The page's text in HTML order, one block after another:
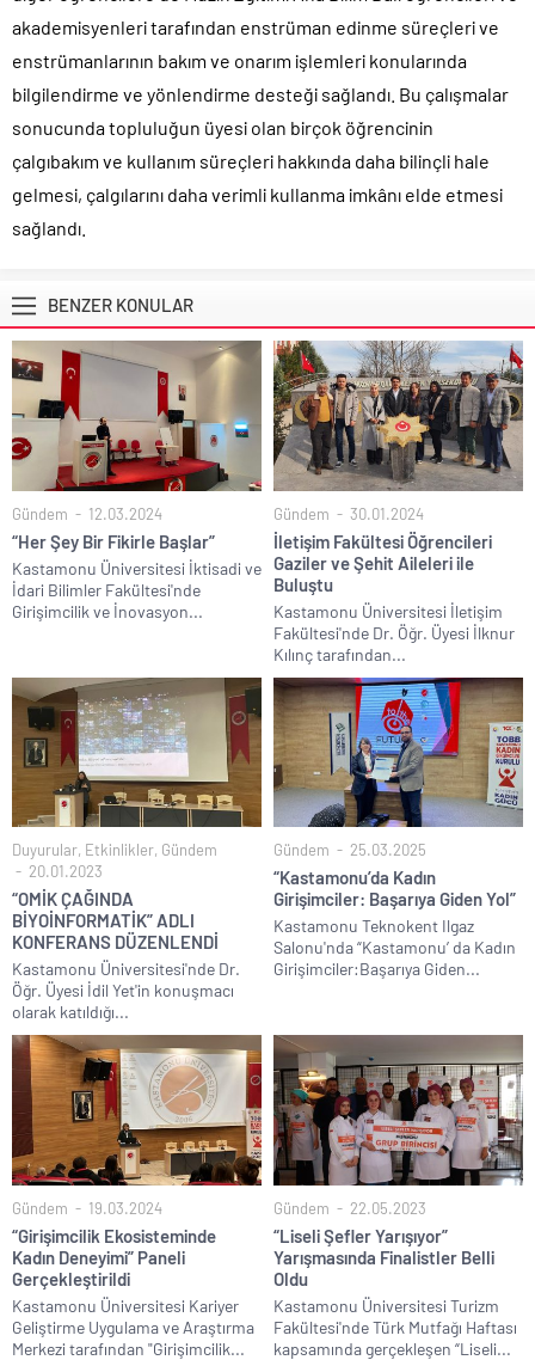
akademisyenleri tarafından enstrüman edinme süreçleri ve
enstrümanlarının bakım ve onarım işlemleri konularında
bilgilendirme ve yönlendirme desteği sağlandı. Bu çalışmalar
sonucunda topluluğun üyesi olan birçok öğrencinin
çalgıbakım ve kullanım süreçleri hakkında daha bilinçli hale
gelmesi, çalgılarını daha verimli kullanma imkânı elde etmesi
sağlandı.
BENZER KONULAR
Gündem 12.03.2024
“Her Şey Bir Fikirle Başlar”
Kastamonu Üniversitesi İktisadi ve
İdari Bilimler Fakültesi'nde
Girişimcilik ve İnovasyon...
Gündem 30.01.2024
İletişim Fakültesi Öğrencileri
Gaziler ve Şehit Aileleri ile
Buluştu
Kastamonu Üniversitesi İletişim
Fakültesi'nde Dr. Öğr. Üyesi İlknur
Kılınç tarafından...
Duyurular, Etkinlikler, Gündem
20.01.2023
“OMİK ÇAĞINDA
BİYOİNFORMATİK” ADLI
KONFERANS DÜZENLENDİ
Kastamonu Üniversitesi'nde Dr.
Öğr. Üyesi İdil Yet'in konuşmacı
olarak katıldığı...
Gündem 25.03.2025
“Kastamonu’da Kadın
Girişimciler: Başarıya Giden Yol”
Kastamonu Teknokent Ilgaz
Salonu'nda “Kastamonu’ da Kadın
Girişimciler:Başarıya Giden...
Gündem 19.03.2024
“Girişimcilik Ekosisteminde
Kadın Deneyimi” Paneli
Gerçekleştirildi
Kastamonu Üniversitesi Kariyer
Geliştirme Uygulama ve Araştırma
Merkezi tarafından "Girişimcilik...
Gündem 22.05.2023
“Liseli Şefler Yarışıyor”
Yarışmasında Finalistler Belli
Oldu
Kastamonu Üniversitesi Turizm
Fakültesi'nde Türk Mutfağı Haftası
kapsamında gerçekleşen “Liseli...